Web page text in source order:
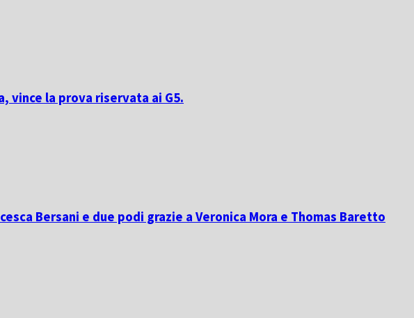
vince la prova riservata ai G5.
Bersani e due podi grazie a Veronica Mora e Thomas Baretto